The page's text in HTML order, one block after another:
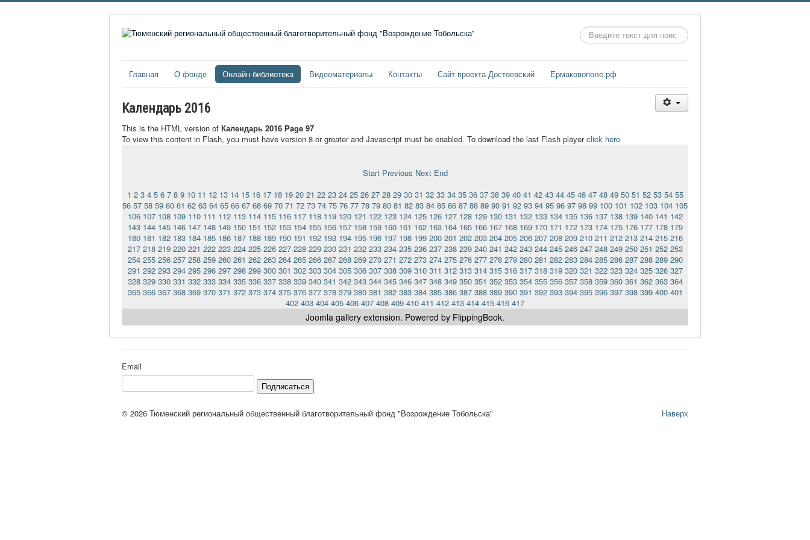
Искать...
Главная О фонде Онлайн библиотека Видеоматериалы Контакты Сайт проекта Достоевский Ермаковополе.рф
Календарь 2016
This is the HTML version of Календарь 2016 Page 97
To view this content in Flash, you must have version 8 or greater and Javascript must be enabled. To download the last Flash playerclick here
Start Previous Next End
1 2 3 4 5 6 7 8 9 10 11 12 13 14 15 16 17 18 19 20 21 22 23 24 25 26 27 28 29 30 31 32 33 34 35 36 37 38 39 40 41 42 43 44 45 46 47 48 49 50 51 52 53 54 55
56 57 58 59 60 61 62 63 64 65 66 67 68 69 70 71 72 73 74 75 76 77 78 79 80 81 82 83 84 85 86 87 88 89 90 91 92 93 94 95 96 97 98 99 100 101 102 103 104 105
106 107 108 109 110 111 112 113 114 115 116 117 118 119 120 121 122 123 124 125 126 127 128 129 130 131 132 133 134 135 136 137 138 139 140 141 142
143 144 145 146 147 148 149 150 151 152 153 154 155 156 157 158 159 160 161 162 163 164 165 166 167 168 169 170 171 172 173 174 175 176 177 178 179
180 181 182 183 184 185 186 187 188 189 190 191 192 193 194 195 196 197 198 199 200 201 202 203 204 205 206 207 208 209 210 211 212 213 214 215 216
217 218 219 220 221 222 223 224 225 226 227 228 229 230 231 232 233 234 235 236 237 238 239 240 241 242 243 244 245 246 247 248 249 250 251 252 253
254 255 256 257 258 259 260 261 262 263 264 265 266 267 268 269 270 271 272 273 274 275 276 277 278 279 280 281 282 283 284 285 286 287 288 289 290
291 292 293 294 295 296 297 298 299 300 301 302 303 304 305 306 307 308 309 310 311 312 313 314 315 316 317 318 319 320 321 322 323 324 325 326 327
328 329 330 331 332 333 334 335 336 337 338 339 340 341 342 343 344 345 346 347 348 349 350 351 352 353 354 355 356 357 358 359 360 361 362 363 364
365 366 367 368 369 370 371 372 373 374 375 376 377 378 379 380 381 382 383 384 385 386 387 388 389 390 391 392 393 394 395 396 397 398 399 400 401
402 403 404 405 406 407 408 409 410 411 412 413 414 415 416 417
Joomla gallery extension. Powered by FlippingBook.
Email
Подписаться
Наверх
© 2026 Тюменский региональный общественный благотворительный фонд "Возрождение Тобольска"